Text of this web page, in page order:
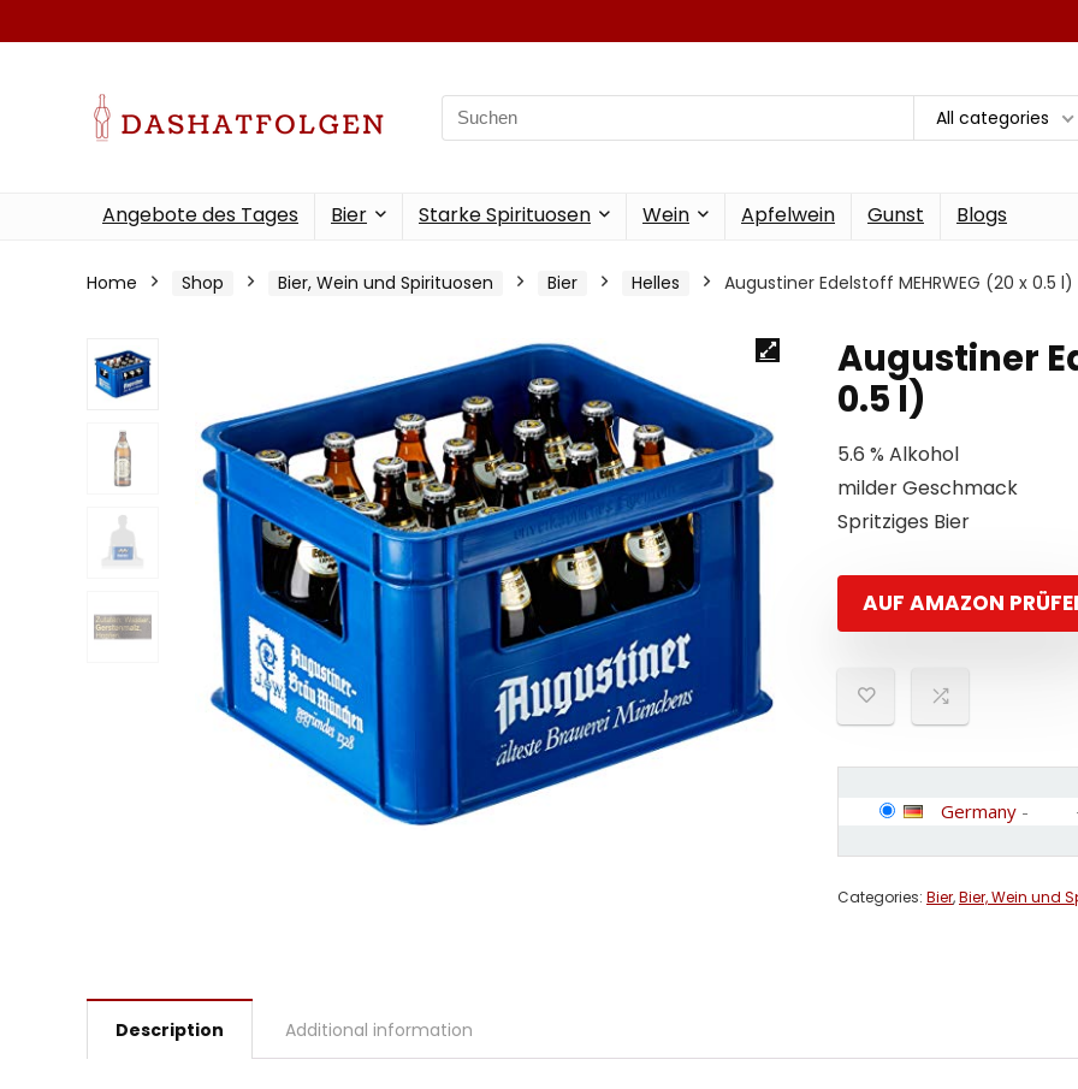
Search
for:
All categories
Angebote des Tages Bier Starke Spirituosen Wein Apfelwein Gunst Blogs
Home Shop Bier, Wein und Spirituosen Bier Helles Augustiner Edelstoff MEHRWEG (20 x 0.5 l)
Augustiner
0.5 l)
5.6 % Alkohol
milder Geschmack
Spritziges Bier
AUF AMAZON
Germany -
Categories: Bier,Bier, Wein und
Description Additional information